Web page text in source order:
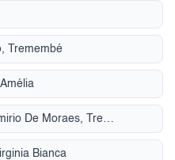
Tremembé
Avenida Senadorua Jose Ermirio De Moraes, Tremembé
Bianca